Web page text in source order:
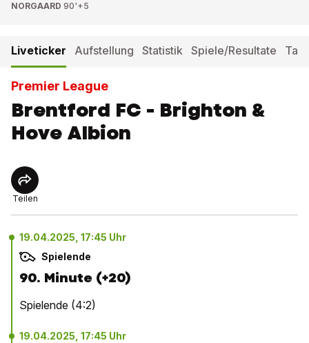
NORGAARD 90'+5
Liveticker Aufstellung Statistik Spiele/Resultate
Premier League
Brentford FC - Brighton &
Hove Albion
Teilen
19.04.2025, 17:45 Uhr
Spielende
90. Minute (+20)
Spielende (4:2)
19.04.2025, 17:45 Uhr